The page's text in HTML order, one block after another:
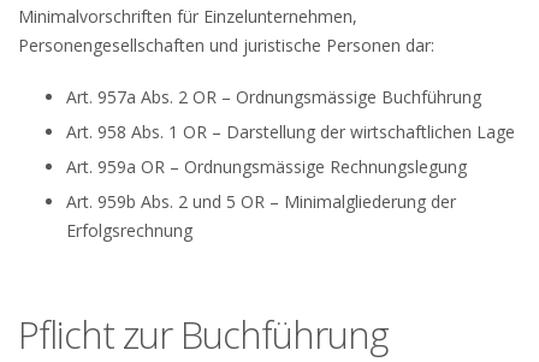
Minimalvorschriften für Einzelunternehmen,
Personengesellschaften und juristische Personen dar:
Art. 957a Abs. 2 OR – Ordnungsmässige Buchführung
Art. 958 Abs. 1 OR – Darstellung der wirtschaftlichen Lage
Art. 959a OR – Ordnungsmässige Rechnungslegung
Art. 959b Abs. 2 und 5 OR – Minimalgliederung der
Erfolgsrechnung
Pflicht zur Buchführung